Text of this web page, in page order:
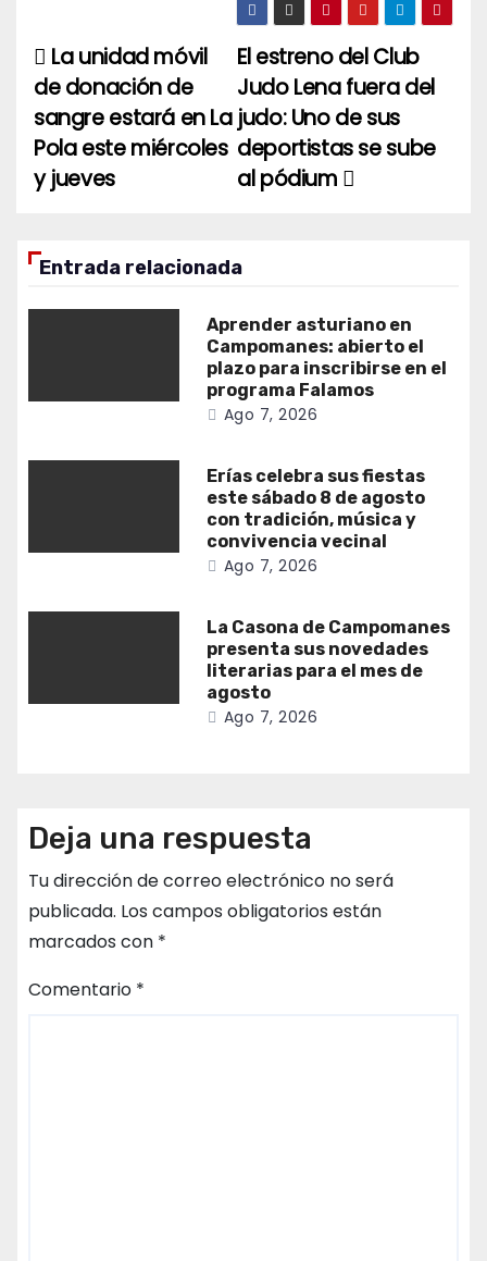
Navegación
de
entradas
El estreno del Club
Judo Lena fuera del
judo: Uno de sus
deportistas se sube
al pódium
La unidad móvil
de donación de
sangre estará en La
Pola este miércoles
y jueves
Entrada relacionada
Aprender asturiano en
Campomanes: abierto el
plazo para inscribirse en el
programa Falamos
Ago 7, 2026
Erías celebra sus fiestas
este sábado 8 de agosto
con tradición, música y
convivencia vecinal
Ago 7, 2026
La Casona de Campomanes
presenta sus novedades
literarias para el mes de
agosto
Ago 7, 2026
Deja una respuesta
Tu dirección de correo electrónico no será
publicada. Los campos obligatorios están
marcados con *
Comentario *